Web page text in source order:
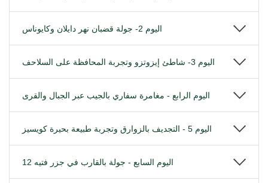
اليوم 2- جولة قضبان نهر دايلان وكايوناس
اليوم 3- شاطئ إيزوتزو وتجربة المحافظة على السلاحف
اليوم الرابع - مغامرة سفاري بالجيب عبر الجبال والقرى
اليوم 5 - التجديف بالزوارق وتجربة طبيعة بحيرة كويسيز
اليوم السابع - جولة بالقارب في جزر فتيه 12